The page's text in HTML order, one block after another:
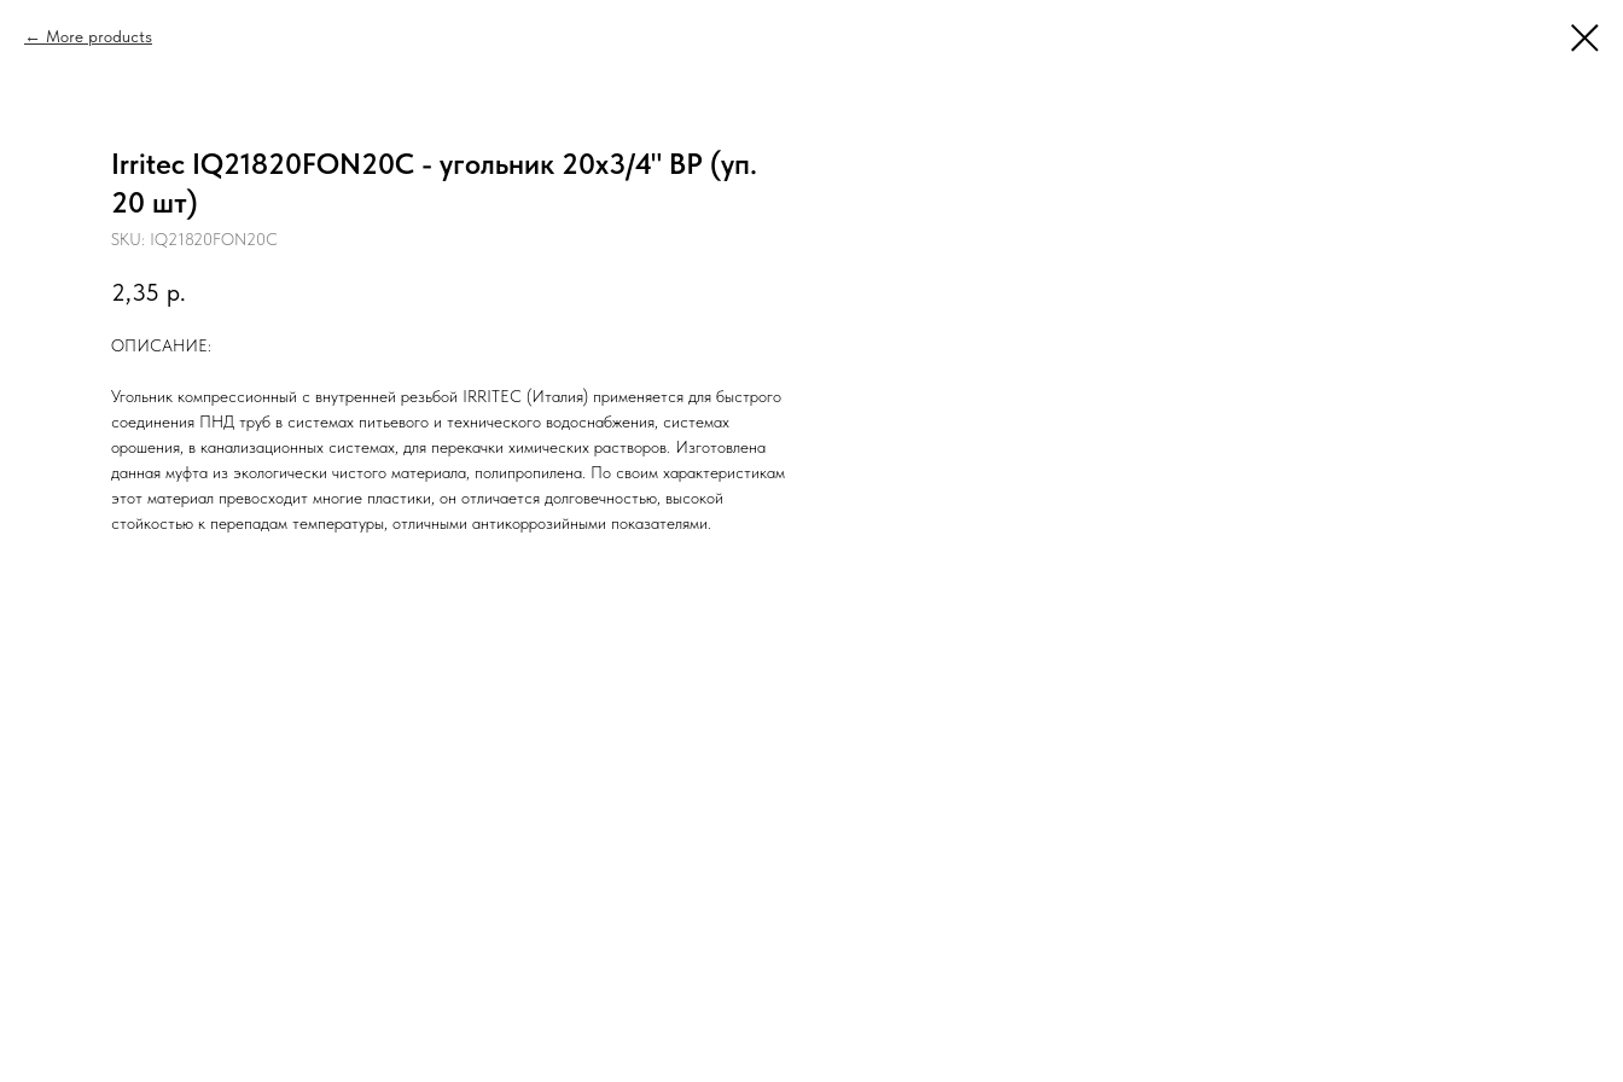
More products
Irritec IQ21820FON20C - угольник 20х3/4" ВР (уп.
20 шт)
SKU: IQ21820FON20C
2,35 р.
ОПИСАНИЕ:
Угольник компрессионный с внутренней резьбой IRRITEC (Италия) применяется для быстрого
соединения ПНД труб в системах питьевого и технического водоснабжения, системах
орошения, в канализационных системах, для перекачки химических растворов. Изготовлена
данная муфта из экологически чистого материала, полипропилена. По своим характеристикам
этот материал превосходит многие пластики, он отличается долговечностью, высокой
стойкостью к перепадам температуры, отличными антикоррозийными показателями.